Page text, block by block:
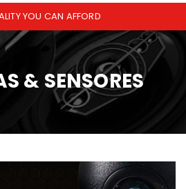
YOU CAN AFFORD
& SENSORES